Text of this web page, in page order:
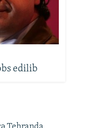
edilib